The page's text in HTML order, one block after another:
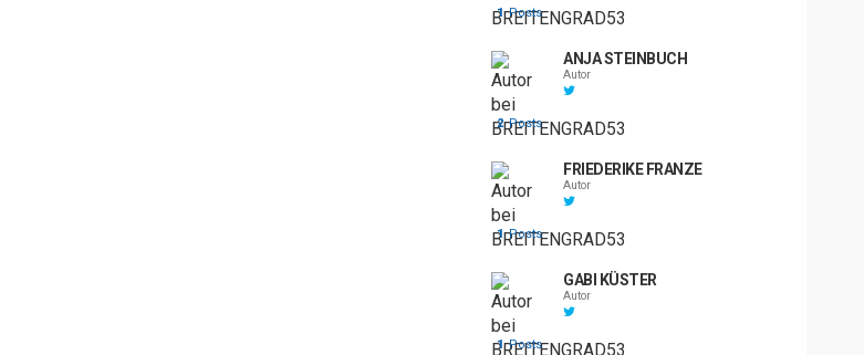
1 Posts
ANJA STEINBUCH
Autor
2 Posts
FRIEDERIKE FRANZE
Autor
1 Posts
GABI KÜSTER
Autor
1 Posts